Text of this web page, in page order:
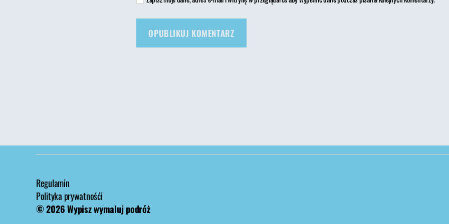
Regulamin
Polityka prywatnośći
© 2026Wypisz wymaluj podróż